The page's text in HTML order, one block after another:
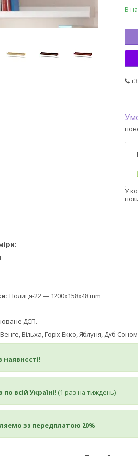
В
У
Полиця-22 — 1200x158x48 mm
ДСП.
Вільха, Горіх Екко, Яблуня, Дуб
наявності!
всій Україні! (1 раз на тиждень)
за передплатою 20%